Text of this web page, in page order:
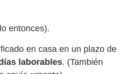
entonces).
en casa en un plazo de
laborables. (También